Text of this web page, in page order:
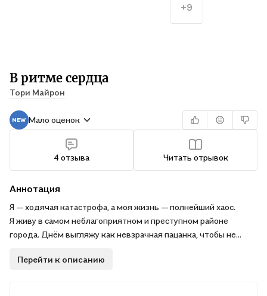
В ритме сердца
Тори Майрон
Мало оценок
4 отзыва Читать отрывок
+9
Аннотация
Я — ходячая катастрофа, а моя жизнь — полнейший хаос.
Я живу в самом неблагоприятном и преступном районе
города. Днём выгляжу как невзрачная пацанка, чтобы не
превращаюсь в танцующую куклу для богатых мужчин, чтобы
Перейти к описанию